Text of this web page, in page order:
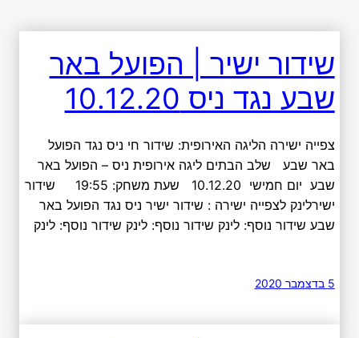
שידור ישיר | הפועל באר
שבע נגד ניס 10.12.20
צפייה ישירה הליגה האירופית: שידור חי ניס נגד הפועל
באר שבע שלב הבתים ליגה אירופית ניס – הפועל באר
שבע יום חמישי 10.12.20 שעת משחק: 19:55 שידור
ישירלינק לצפייה ישירה : שידור ישיר ניס נגד הפועל באר
שבע שידור נוסף: לינק שידור נוסף: לינק שידור נוסף: לינק
5 בדצמבר 2020